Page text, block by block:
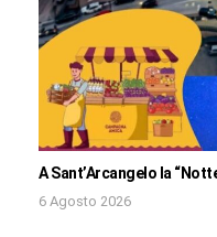
A Sant’Arcangelo la
6 Agosto 2026